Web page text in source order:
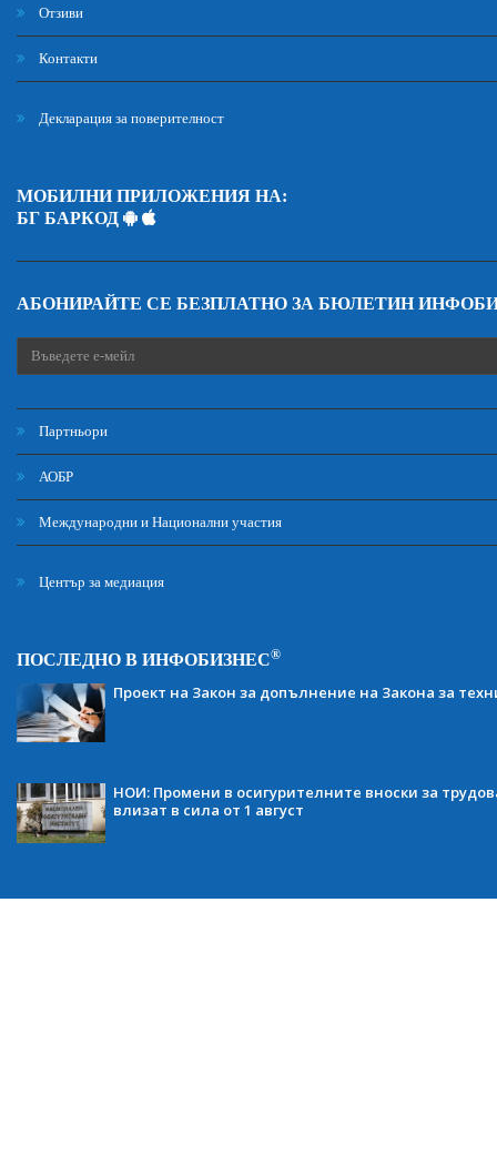
Отзиви
Контакти
Декларация за поверителност
МОБИЛНИ ПРИЛОЖЕНИЯ НА:
БГ БАРКОД
АБОНИРАЙТЕ СЕ БЕЗПЛАТНО ЗА БЮЛЕТИН
Партньори
АОБР
Международни и Национални участия
Център за медиация
ПОСЛЕДНО В ИНФОБИЗНЕС®
Проект на Закон за допълнение на Закона за
НОИ: Промени в осигурителните вноски за
влизат в сила от 1 август